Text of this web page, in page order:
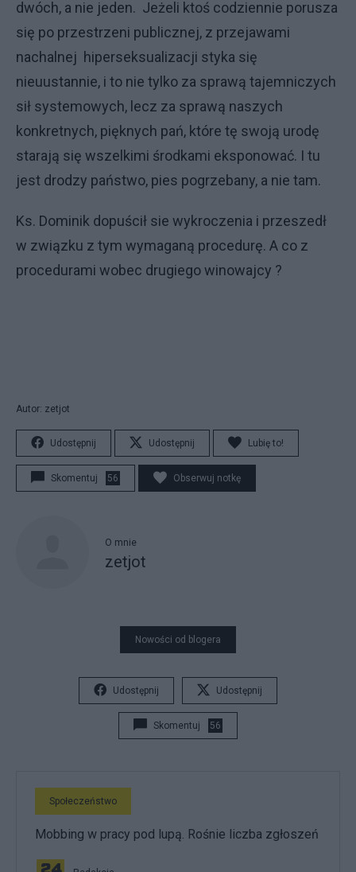
dwóch, a nie jeden. Jeżeli ktoś codziennie porusza
się po przestrzeni publicznej, z przejawami
nachalnej hiperseksualizacji styka się
nieuustannie, i to nie tylko za sprawą tajemniczych
sił systemowych, lecz za sprawą naszych
konkretnych, pięknych pań, które tę swoją urodę
starają się wszelkimi środkami eksponować. I tu
jest drodzy państwo, pies pogrzebany, a nie tam.
Ks. Dominik dopuścił sie wykroczenia i przeszedł
w związku z tym wymaganą procedurę. A co z
procedurami wobec drugiego winowajcy ?
Autor: zetjot
Udostępnij Udostępnij Lubię to!
Skomentuj 56 Obserwuj notkę
O mnie
zetjot
Nowości od blogera
Udostępnij Udostępnij
Skomentuj 56
Społeczeństwo
Mobbing w pracy pod lupą. Rośnie liczba zgłoszeń